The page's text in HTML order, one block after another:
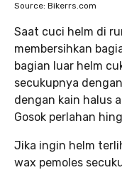
Source: Bikerrs.com
Saat cuci helm di
membersihkan
bagian luar helm
secukupnya
dengan kain halus
Gosok perlahan
Jika ingin helm
wax pemoles